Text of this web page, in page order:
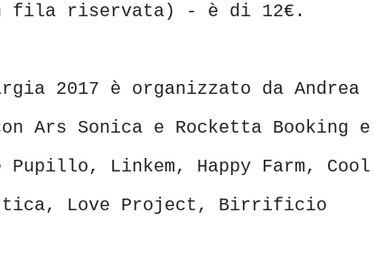
fila riservata) - è di 12€.
2017 è organizzato da Andrea
Ars Sonica e Rocketta Booking e
Linkem, Happy Farm, Cool
Love Project, Birrificio